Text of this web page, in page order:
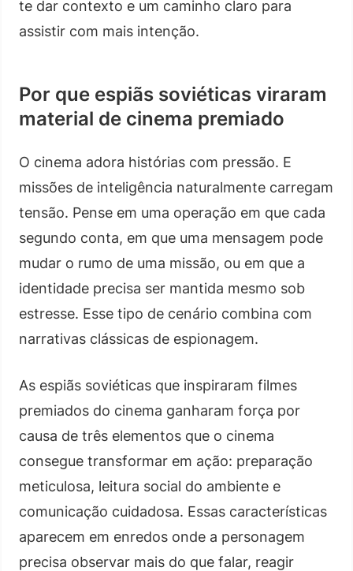
te dar contexto e um caminho claro para
assistir com mais intenção.
Por que espiãs soviéticas viraram
material de cinema premiado
O cinema adora histórias com pressão. E
missões de inteligência naturalmente carregam
tensão. Pense em uma operação em que cada
segundo conta, em que uma mensagem pode
mudar o rumo de uma missão, ou em que a
identidade precisa ser mantida mesmo sob
estresse. Esse tipo de cenário combina com
narrativas clássicas de espionagem.
As espiãs soviéticas que inspiraram filmes
premiados do cinema ganharam força por
causa de três elementos que o cinema
consegue transformar em ação: preparação
meticulosa, leitura social do ambiente e
comunicação cuidadosa. Essas características
aparecem em enredos onde a personagem
precisa observar mais do que falar, reagir